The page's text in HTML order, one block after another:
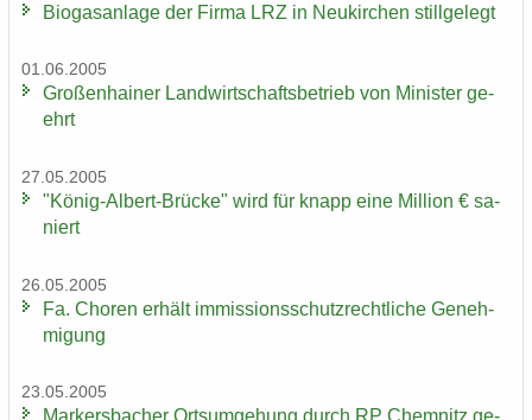
Bio­gas­an­la­ge der Firma LRZ in Neu­kir­chen still­ge­legt
01.06.2005
Gro­ßen­hai­ner Land­wirt­schafts­be­trieb von Mi­nis­ter ge­
ehrt
27.05.2005
"König-​Albert-Brücke" wird für knapp eine Mil­li­on € sa­
niert
26.05.2005
Fa. Cho­ren er­hält im­mis­si­ons­schutz­recht­li­che Ge­neh­
mi­gung
23.05.2005